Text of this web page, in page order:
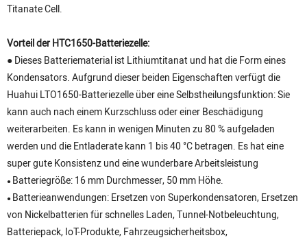
Titanate Cell.
Vorteil der HTC1650-Batteriezelle:
● Dieses Batteriematerial ist Lithiumtitanat und hat die Form eines
Kondensators. Aufgrund dieser beiden Eigenschaften verfügt die
Huahui LTO1650-Batteriezelle über eine Selbstheilungsfunktion: Sie
kann auch nach einem Kurzschluss oder einer Beschädigung
weiterarbeiten. Es kann in wenigen Minuten zu 80 % aufgeladen
werden und die Entladerate kann 1 bis 40 °C betragen. Es hat eine
super gute Konsistenz und eine wunderbare Arbeitsleistung
● Batteriegröße: 16 mm Durchmesser, 50 mm Höhe.
● Batterieanwendungen: Ersetzen von Superkondensatoren, Ersetzen
von Nickelbatterien für schnelles Laden, Tunnel-Notbeleuchtung,
Batteriepack, IoT-Produkte, Fahrzeugsicherheitsbox,